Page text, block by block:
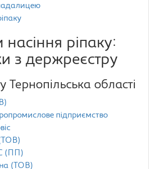
ріпаку:
з держреєстру
області
підприємство
(ПП)
(ТОВ)